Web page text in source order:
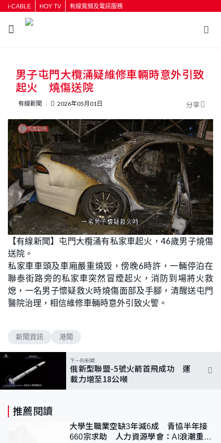
i-CABLE HOY TV 有線寬頻及電訊服務
按輸入鍵開始搜尋
男子屯門大欖涌疑維修車輛時意外引致
起火 燒傷送院
有線新聞 2026年05月01日 分享
U
n
m
o
a
d
:
1
0
0
.
0
0
%
【有線新聞】屯門大欖涌有私家車起火，46歲男子燒傷
送院。
私家車車頭及車廂嚴重燒毀，傍晚6時許，一輛停泊在
聯泰街路旁的私家車突然冒煙起火，消防到場將火救
熄，一名男子懷疑救火時燒傷面部及手腳，清醒送屯門
醫院治理，相信維修車輛時意外引致火警。
新聞資訊 港聞
下一則新聞
俄新型聯盟-5號火箭首飛成功 運
載力增至18公噸
推薦閱讀
大學生職業空缺3年減6成 青協半年接
660宗求助 人力資源學會：AI浪潮重整